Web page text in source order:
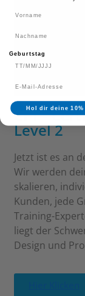
CFT -
Level 2
Jetzt ist es an
Wir werden
skalieren,
Kunden, jede
Training-
liegt der
Design und
Geburtstag
Hol dir deine